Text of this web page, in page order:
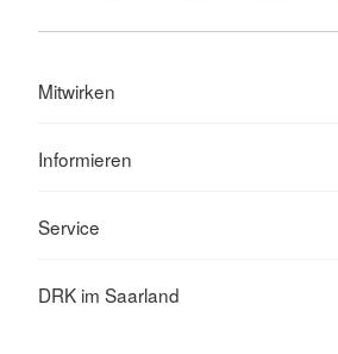
Mitwirken
Informieren
Service
DRK im Saarland